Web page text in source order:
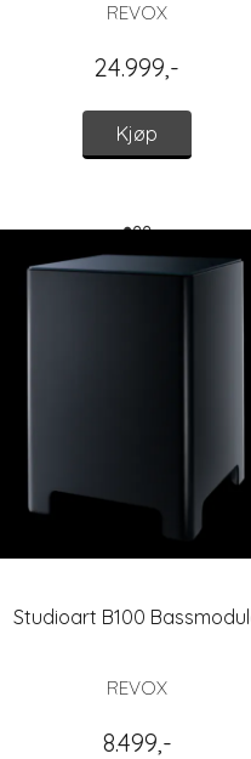
REVOX
24.999,-
Kjøp
Studioart B100
REVOX
8.499,-